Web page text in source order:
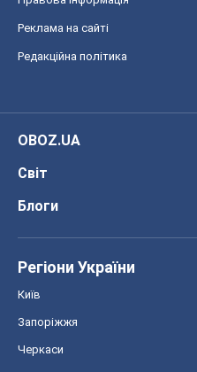
Реклама на сайті
Редакційна політика
OBOZ.UA
Світ
Блоги
Регіони України
Київ
Запоріжжя
Черкаси